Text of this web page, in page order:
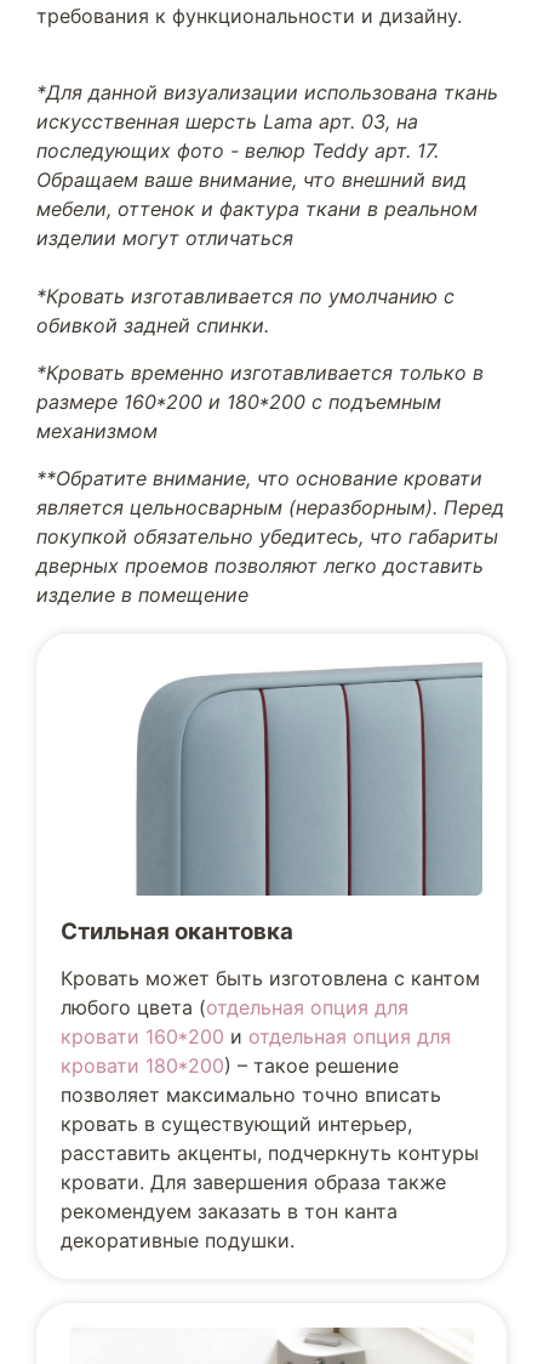
требования к функциональности и дизайну.
*Для данной визуализации использована ткань
искусственная шерсть Lama арт. 03, на
последующих фото - велюр Teddy арт. 17.
Обращаем ваше внимание, что внешний вид
мебели, оттенок и фактура ткани в реальном
изделии могут отличаться
*Кровать изготавливается по умолчанию с
обивкой задней спинки.
*Кровать временно изготавливается только в
размере 160*200 и 180*200 с подъемным
механизмом
**Обратите внимание, что основание кровати
является цельносварным (неразборным). Перед
покупкой обязательно убедитесь, что габариты
дверных проемов позволяют легко доставить
изделие в помещение
Стильная окантовка
Кровать может быть изготовлена с кантом
любого цвета (отдельная опция для
кровати 160*200 и отдельная опция для
кровати 180*200) – такое решение
позволяет максимально точно вписать
кровать в существующий интерьер,
расставить акценты, подчеркнуть контуры
кровати. Для завершения образа также
рекомендуем заказать в тон канта
декоративные подушки.